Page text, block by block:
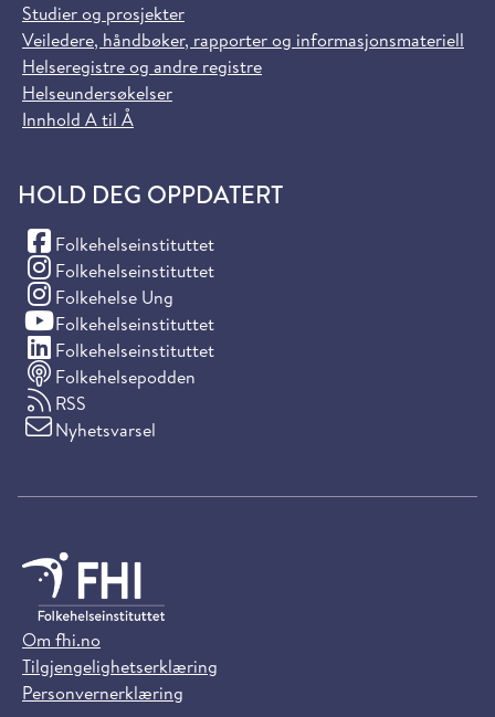
Studier og prosjekter
Veiledere, håndbøker, rapporter og informasjonsmateriell
Helseregistre og andre registre
Helseundersøkelser
Innhold A til Å
HOLD DEG OPPDATERT
Folkehelseinstituttet
(Facebook)
Folkehelseinstituttet
(Instagram)
Folkehelse Ung
(Instagram)
Folkehelseinstituttet
(YouTube)
Folkehelseinstituttet
(LinkedIn)
Folkehelsepodden
RSS
Nyhetsvarsel
Om fhi.no
Tilgjengelighetserklæring
Personvernerklæring